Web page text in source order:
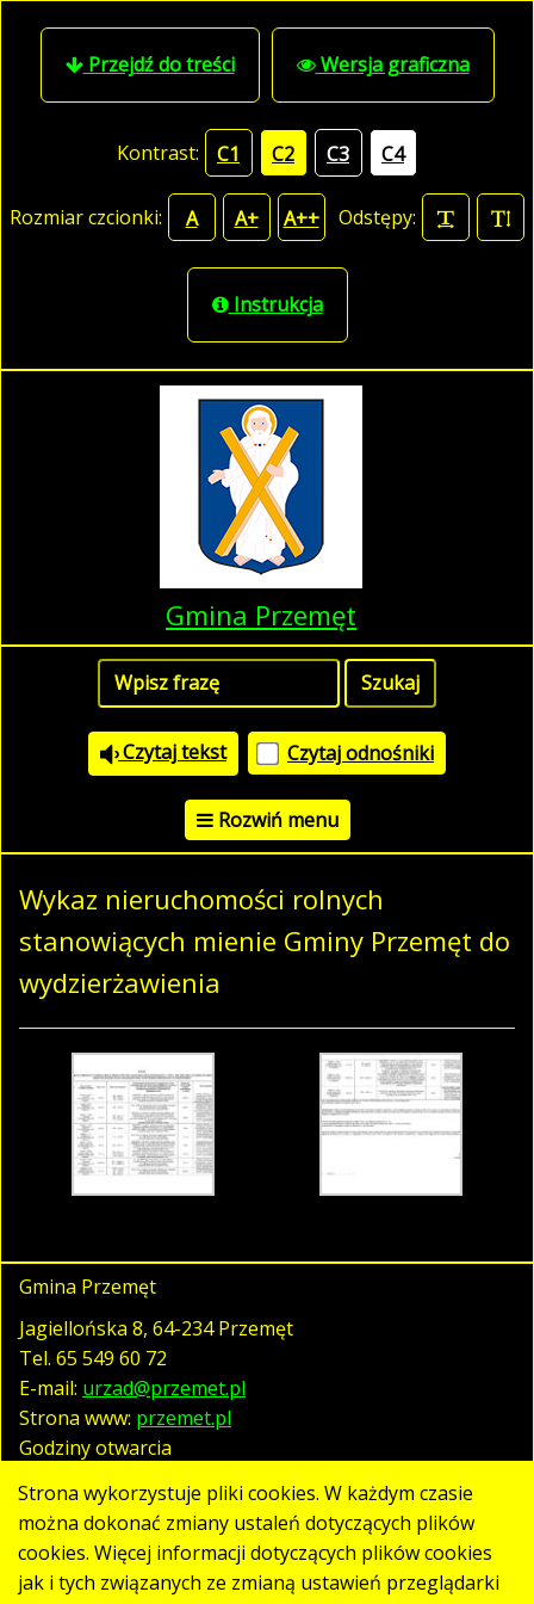
Przejdź do treści Wersja graficzna
Kontrast: C1 C2 C3 C4
Rozmiar czcionki: A A+ A++ Odstępy:
Instrukcja
Gmina Przemęt
Czytaj tekst Czytaj odnośniki
Rozwiń menu
Wykaz nieruchomości rolnych
stanowiących mienie Gminy Przemęt do
wydzierżawienia
Gmina Przemęt
Jagiellońska 8, 64-234 Przemęt
Tel. 65 549 60 72
E-mail: urzad@przemet.pl
Strona www: przemet.pl
Godziny otwarcia
pn. - pt. 07:30 - 15:30
Polityka prywatności
Klauzula RODO
Strona wykorzystuje pliki cookies. W każdym czasie
można dokonać zmiany ustaleń dotyczących plików
cookies. Więcej informacji dotyczących plików cookies
jak i tych związanych ze zmianą ustawień przeglądarki